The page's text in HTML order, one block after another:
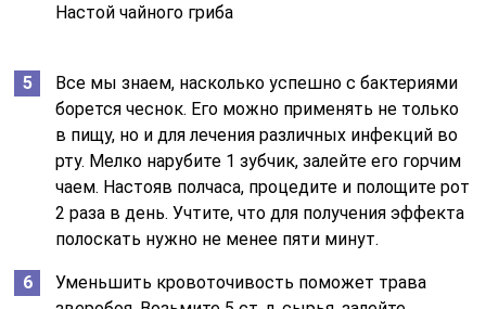
Настой чайного гриба
Все мы знаем, насколько успешно с бактериями
борется чеснок. Его можно применять не только
в пищу, но и для лечения различных инфекций во
рту. Мелко нарубите 1 зубчик, залейте его горчим
чаем. Настояв полчаса, процедите и полощите рот
2 раза в день. Учтите, что для получения эффекта
полоскать нужно не менее пяти минут.
Уменьшить кровоточивость поможет трава